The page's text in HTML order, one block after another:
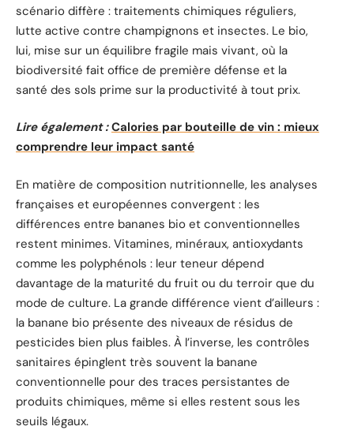
scénario diffère : traitements chimiques réguliers,
lutte active contre champignons et insectes. Le bio,
lui, mise sur un équilibre fragile mais vivant, où la
biodiversité fait office de première défense et la
santé des sols prime sur la productivité à tout prix.
Lire également : Calories par bouteille de vin : mieux
comprendre leur impact santé
En matière de composition nutritionnelle, les analyses
françaises et européennes convergent : les
différences entre bananes bio et conventionnelles
restent minimes. Vitamines, minéraux, antioxydants
comme les polyphénols : leur teneur dépend
davantage de la maturité du fruit ou du terroir que du
mode de culture. La grande différence vient d’ailleurs :
la banane bio présente des niveaux de résidus de
pesticides bien plus faibles. À l’inverse, les contrôles
sanitaires épinglent très souvent la banane
conventionnelle pour des traces persistantes de
produits chimiques, même si elles restent sous les
seuils légaux.